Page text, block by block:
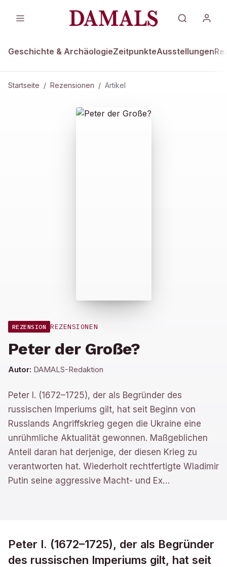
Geschichte & ArchäologieZeitpunkteAusstellungen
Startseite / Rezensionen / Artikel
REZENSION REZENSIONEN
Peter der Große?
Autor: DAMALS-Redaktion
Peter I. (1672–1725), der als Begründer des
russischen Imperiums gilt, hat seit Beginn von
Russlands Angriffskrieg gegen die Ukraine eine
unrühmliche Aktualität gewonnen. Maßgeblichen
Anteil daran hat derjenige, der diesen Krieg zu
verantworten hat. Wiederholt rechtfertigte Wladimir
Putin seine aggressive Macht- und Ex…
Peter I. (1672–1725), der als Begründer
des russischen Imperiums gilt, hat seit